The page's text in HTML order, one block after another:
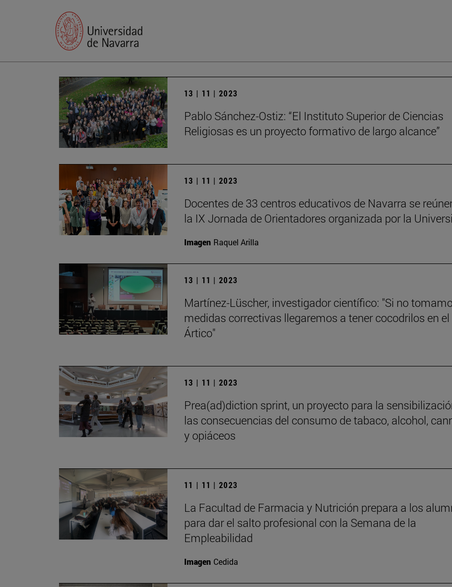
13 | 11 | 2023
Pablo Sánchez-Ostiz: “El Instituto Superior de Ciencias
Religiosas es un proyecto formativo de largo alcance”
13 | 11 | 2023
Docentes de 33 centros educativos de Navarra se
la IX Jornada de Orientadores organizada por la
Imagen Raquel Arilla
13 | 11 | 2023
Martínez-Lüscher, investigador científico: "Si no
medidas correctivas llegaremos a tener cocodrilos en el
Ártico"
13 | 11 | 2023
Prea(ad)diction sprint, un proyecto para la
las consecuencias del consumo de tabaco, alcohol,
y opiáceos
11 | 11 | 2023
La Facultad de Farmacia y Nutrición prepara a los
para dar el salto profesional con la Semana de la
Empleabilidad
Imagen Cedida